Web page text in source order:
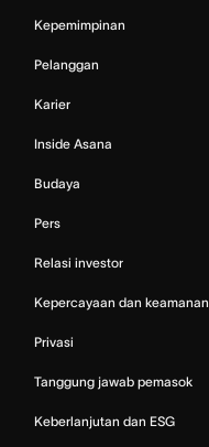
Kepemimpinan
Pelanggan
Karier
Inside Asana
Budaya
Pers
Relasi investor
Kepercayaan dan keamanan
Privasi
Tanggung jawab pemasok
Keberlanjutan dan ESG